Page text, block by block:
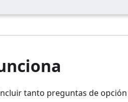
tanto preguntas de